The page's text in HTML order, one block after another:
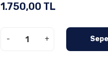
1.750,00 TL
- +